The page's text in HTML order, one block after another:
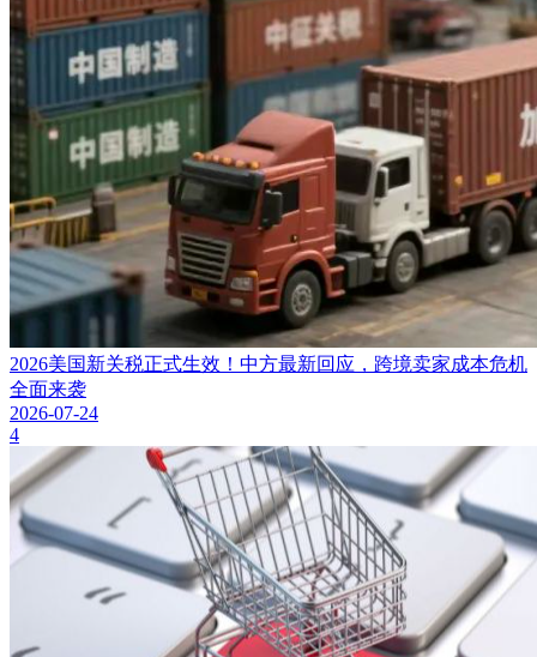
2026美国新关税正式生效！中方最新回应，跨境卖家成本危机
全面来袭
2026-07-24
4